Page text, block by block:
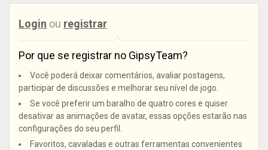
Login ou registrar
Por que se registrar no GipsyTeam?
Você poderá deixar comentários, avaliar postagens,
participar de discussões e melhorar seu nível de jogo.
Se você preferir um baralho de quatro cores e quiser
desativar as animações de avatar, essas opções estarão nas
configurações do seu perfil.
Favoritos, cavaladas e outras ferramentas convenientes